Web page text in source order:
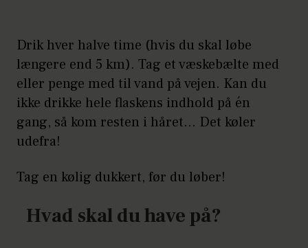
Drik hver halve time (hvis du skal løbe
længere end 5 km). Tag et væskebælte med
eller penge med til vand på vejen. Kan du
ikke drikke hele flaskens indhold på én
gang, så kom resten i håret... Det køler
udefra!
Tag en kølig dukkert, før du løber!
Hvad skal du have på?